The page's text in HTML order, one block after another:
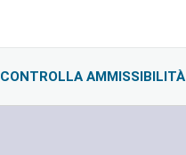
CONTROLLA AMMISSIBILITÀ